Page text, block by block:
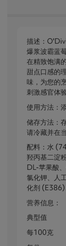
描述：
爆浆波霸蓝
在精致饱满
甜点口感的
味，为您的
刺激感官体
使用方法：
储存方法：
请冷藏并在
配料：水
羟丙基二淀
DL-苹果酸
氯化钾、人
化剂 (E386)
营养信息：
典型值
每100克